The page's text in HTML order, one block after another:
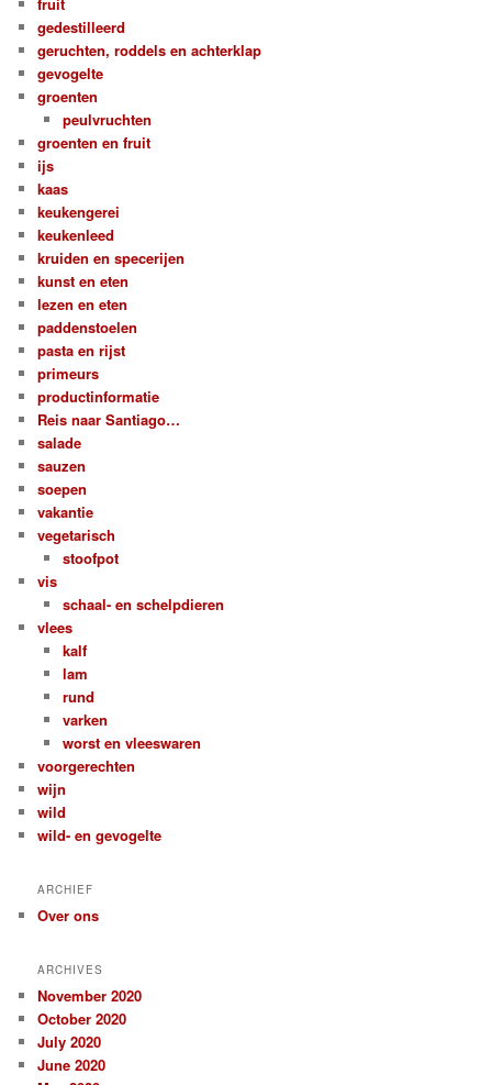
gedestilleerd
geruchten, roddels en achterklap
gevogelte
groenten
peulvruchten
groenten en fruit
ijs
kaas
keukengerei
keukenleed
kruiden en specerijen
kunst en eten
lezen en eten
paddenstoelen
pasta en rijst
primeurs
productinformatie
Reis naar Santiago…
salade
sauzen
soepen
vakantie
vegetarisch
stoofpot
vis
schaal- en schelpdieren
vlees
kalf
lam
rund
varken
worst en vleeswaren
voorgerechten
wijn
wild
wild- en gevogelte
ARCHIEF
Over ons
ARCHIVES
November 2020
October 2020
July 2020
June 2020